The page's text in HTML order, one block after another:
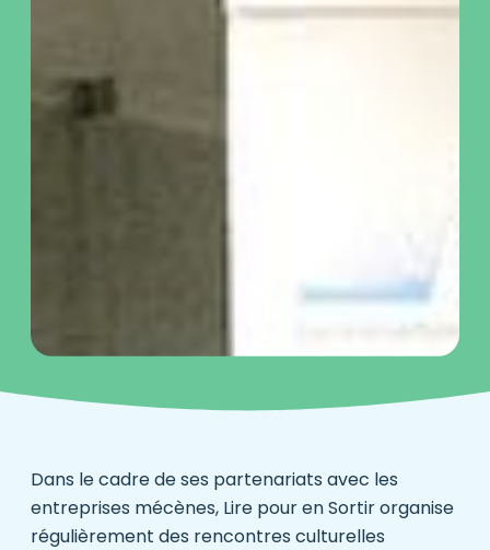
Dans le cadre de ses partenariats avec les
entreprises mécènes, Lire pour en Sortir organise
régulièrement des rencontres culturelles